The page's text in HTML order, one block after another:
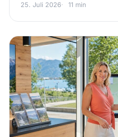
25. Juli 2026 11 min